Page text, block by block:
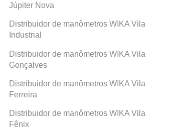
Distribuidor de manômetros WIKA
Prosperidade
Se você busca por Distribuidor de
manômetros WIKA Prosperidade, você
veio ao lugar certo! Desde 1995, a
Agatec do Brasil vem...
Júpiter Nova
Distribuidor de manômetros WIKA Vila
Industrial
Distribuidor de manômetros WIKA Vila
Gonçalves
Distribuidor de manômetros WIKA Vila
Ferreira
Distribuidor de manômetros WIKA Vila
Fênix